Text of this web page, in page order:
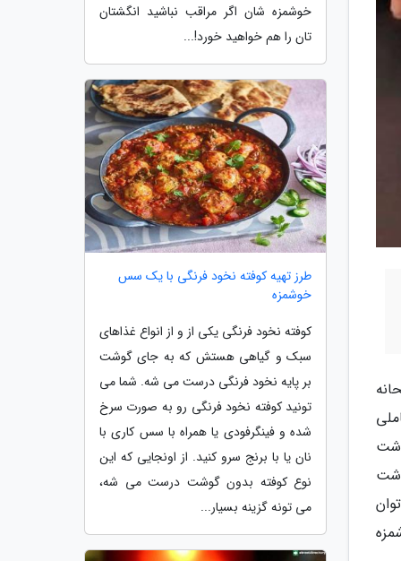
خوشمزه شان اگر مراقب نباشید انگشتان
تان را هم خواهید خورد!...
طرز تهیه کوفته نخود فرنگی با یک سس
خوشمزه
کوفته نخود فرنگی یکی از و از انواع غذاهای
سبک و گیاهی هستش که به جای گوشت
بر پایه نخود فرنگی درست می شه. شما می
تونید کوفته نخود فرنگی رو به صورت سرخ
شده و فینگرفودی یا همراه با سس کاری با
نان یا با برنج سرو کنید. از اونجایی که این
نوع کوفته بدون گوشت درست می شه،
می تونه گزینه بسیار...